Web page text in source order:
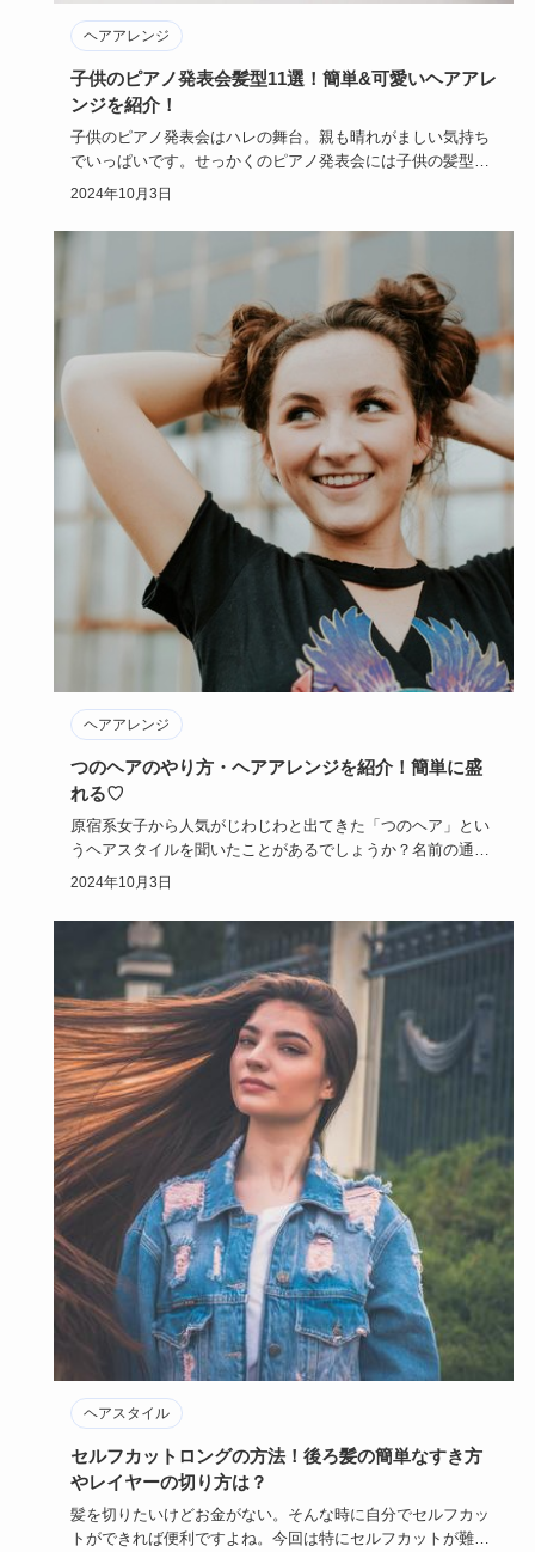
ヘアアレンジ
子供のピアノ発表会髪型11選！簡単&可愛いヘアアレ
ンジを紹介！
子供のピアノ発表会はハレの舞台。親も晴れがましい気持ち
でいっぱいです。せっかくのピアノ発表会には子供の髪型に
もこだわりたい…
2024年10月3日
ヘアアレンジ
つのヘアのやり方・ヘアアレンジを紹介！簡単に盛
れる♡
原宿系女子から人気がじわじわと出てきた「つのヘア」とい
うヘアスタイルを聞いたことがあるでしょうか？名前の通り
に頭に髪の毛で…
2024年10月3日
ヘアスタイル
セルフカットロングの方法！後ろ髪の簡単なすき方
やレイヤーの切り方は？
髪を切りたいけどお金がない。そんな時に自分でセルフカッ
トができれば便利ですよね。今回は特にセルフカットが難し